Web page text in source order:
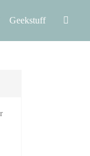
Geekstuff